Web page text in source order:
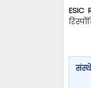
ESIC